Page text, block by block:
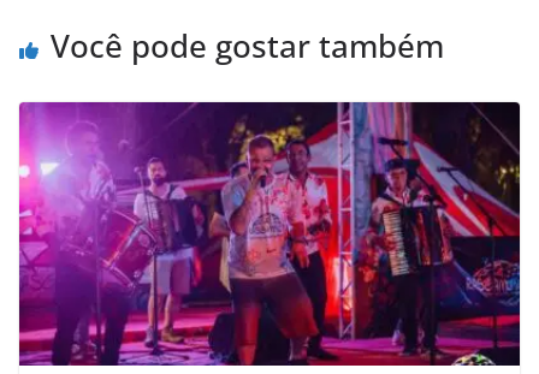
Você pode gostar também